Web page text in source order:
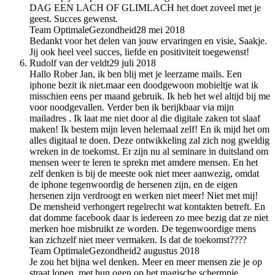
DAG EEN LACH OF GLIMLACH het doet zoveel met je
geest. Succes gewenst.
Team OptimaleGezondheid28 mei 2018
Bedankt voor het delen van jouw ervaringen en visie, Saakje.
Jij ook heel veel succes, liefde en positiviteit toegewenst!
Rudolf van der veldt29 juli 2018
Hallo Rober Jan, ik ben blij met je leerzame mails. Een
iphone bezit ik niet.maar een doodgewoon mobieltje wat ik
misschien eens per maand gebruik. Ik heb het wel altijd bij me
voor noodgevallen. Verder ben ik berijkbaar via mijn
mailadres . Ik laat me niet door al die digitale zaken tot slaaf
maken! Ik bestem mijn leven helemaal zelf! En ik mijd het om
alles digitaal te doen. Deze ontwikkeling zal zich nog gweldig
wreken in de toekomst. Er zijn nu al seminare in duitsland om
mensen weer te leren te sprekn met amdere mensen. En het
zelf denken is bij de meeste ook niet meer aanwezig, omdat
de iphone tegenwoordig de hersenen zijn, en de eigen
hersenen zijn verdroogt en werken niet meer! Niet met mij!
De mensheid verhongert regelrecht wat kontakten betreft. En
dat domme facebook daar is iedereen zo mee bezig dat ze niet
merken hoe misbruikt ze worden. De tegenwoordige mens
kan zichzelf niet meer vermaken. Is dat de toekomst????
Team OptimaleGezondheid2 augustus 2018
Je zou het bijna wel denken. Meer en meer mensen zie je op